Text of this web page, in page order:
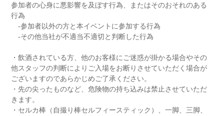
参加者の心身に悪影響を及ぼす行為、またはそのおそれのある
行為
-参加者以外の方と本イベントに参加する行為
-その他当社が不適当不適切と判断した行為
・飲酒されている方、他のお客様にご迷惑が掛かる場合やその
他スタッフの判断によりご入場をお断りさせていただく場合が
ございますのであらかじめご了承ください。
・先の尖ったものなど、危険物の持ち込みは禁止させていただ
きます。
・セルカ棒（自撮り棒セルフィースティック）、一脚、三脚、